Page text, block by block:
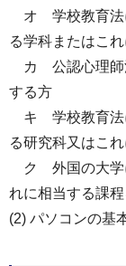
オ 学校教育法
る学科またはこ
カ 公認心理師
する方
キ 学校教育法
る研究科又はこ
ク 外国の大学
れに相当する課
(2) パソコンの基